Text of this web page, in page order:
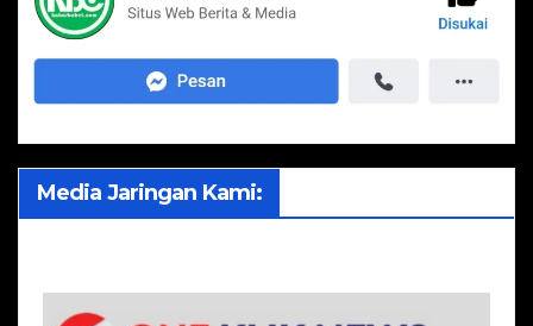
Media Jaringan Kami: